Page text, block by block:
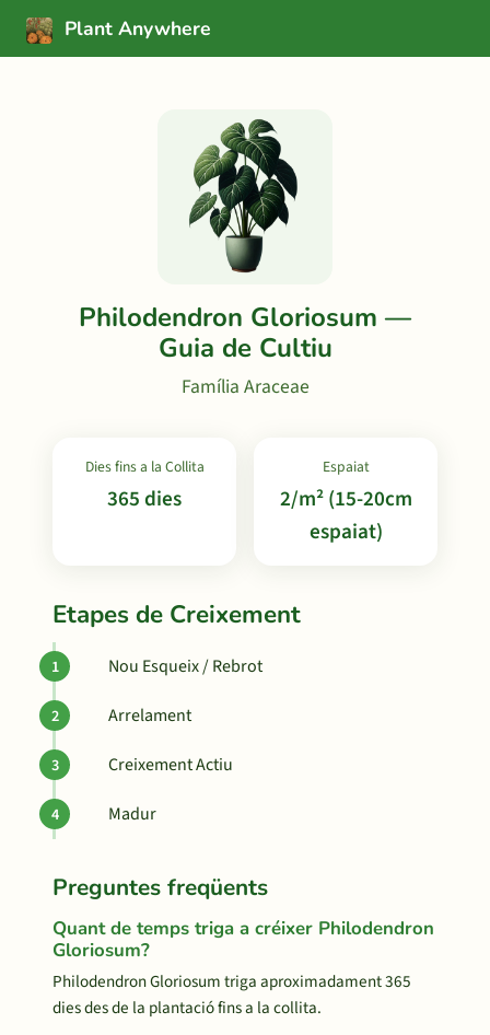
Plant Anywhere
Philodendron Gloriosum —
Guia de Cultiu
Família Araceae
Dies fins a la Collita
365 dies
Espaiat
2/m² (15-20cm
espaiat)
Etapes de Creixement
Nou Esqueix / Rebrot
Arrelament
Creixement Actiu
Madur
Preguntes freqüents
Quant de temps triga a créixer Philodendron
Gloriosum?
Philodendron Gloriosum triga aproximadament 365
dies des de la plantació fins a la collita.